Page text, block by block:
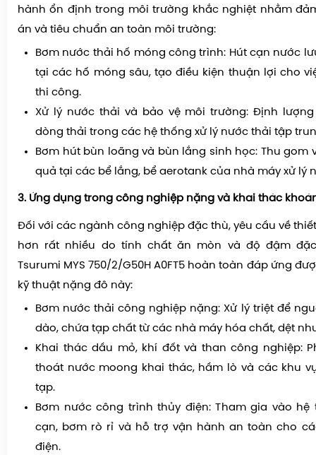
hành ổn định trong môi trường khắc nghiệt nhằm
án và tiêu chuẩn an toàn môi trường:
Bơm nước thải hố móng công trình: Hút cạn nước
tại các hố móng sâu, tạo điều kiện thuận lợi cho
thi công.
Xử lý nước thải và bảo vệ môi trường: Định
dòng thải trong các hệ thống xử lý nước thải tập
Bơm hút bùn loãng và bùn lắng sinh học: Thu gom
quả tại các bể lắng, bể aerotank của nhà máy xử lý
3. Ứng dụng trong công nghiệp nặng và khai thác
Đối với các ngành công nghiệp đặc thù, yêu cầu về
hơn rất nhiều do tính chất ăn mòn và độ đậm
Tsurumi MYS 750/2/G50H A0FT5 hoàn toàn đáp ứng
kỹ thuật nặng đô này:
Bơm nước thải công nghiệp nặng: Xử lý triệt để
dào, chứa tạp chất từ các nhà máy hóa chất, dệt
Khai thác dầu mỏ, khí đốt và than công nghiệp:
thoát nước moong khai thác, hầm lò và các khu
tạp.
Bơm nước công trình thủy điện: Tham gia vào hệ
cạn, bơm rò rỉ và hỗ trợ vận hành an toàn cho
điện.